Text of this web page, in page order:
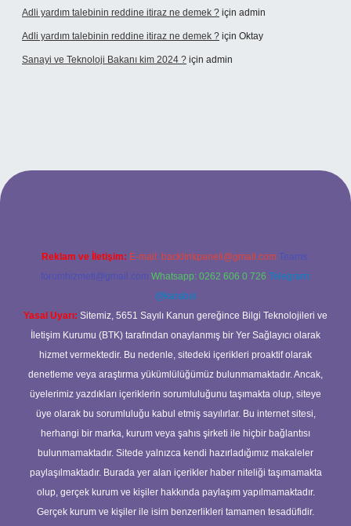
Adli yardım talebinin reddine itiraz ne demek ? için admin
Adli yardım talebinin reddine itiraz ne demek ? için Oktay
Sanayi ve Teknoloji Bakanı kim 2024 ? için admin
giriş
Reklam ve İletişim: E-mail: backlinkpaneli@gmail.com Teams:
forumhizmeti@gmail.com Whatsapp: 0262 606 0 726 Telegram:
@karabul
Yasal Uyarı: Sitemiz, 5651 Sayılı Kanun gereğince Bilgi Teknolojileri ve
İletişim Kurumu (BTK) tarafından onaylanmış bir Yer Sağlayıcı olarak
hizmet vermektedir. Bu nedenle, sitedeki içerikleri proaktif olarak
denetleme veya araştırma yükümlülüğümüz bulunmamaktadır. Ancak,
üyelerimiz yazdıkları içeriklerin sorumluluğunu taşımakta olup, siteye
üye olarak bu sorumluluğu kabul etmiş sayılırlar. Bu internet sitesi,
herhangi bir marka, kurum veya şahıs şirketi ile hiçbir bağlantısı
bulunmamaktadır. Sitede yalnızca kendi hazırladığımız makaleler
paylaşılmaktadır. Burada yer alan içerikler haber niteliği taşımamakta
olup, gerçek kurum ve kişiler hakkında paylaşım yapılmamaktadır.
Gerçek kurum ve kişiler ile isim benzerlikleri tamamen tesadüfidir.